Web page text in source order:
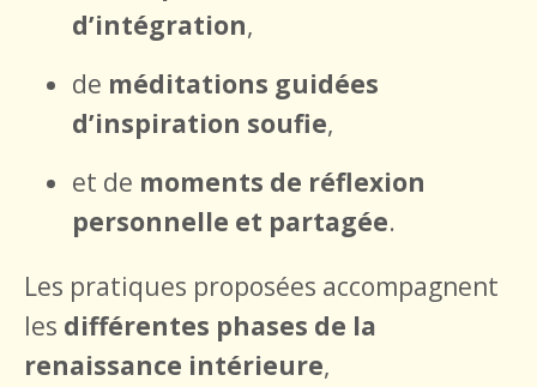
d’intégration,
de méditations guidées
d’inspiration soufie,
et de moments de réflexion
personnelle et partagée.
Les pratiques proposées accompagnent
les différentes phases de la
renaissance intérieure,